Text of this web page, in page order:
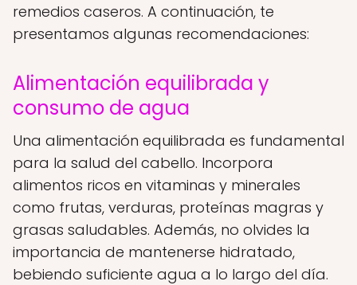
remedios caseros. A continuación, te
presentamos algunas recomendaciones:
Alimentación equilibrada y
consumo de agua
Una alimentación equilibrada es fundamental
para la salud del cabello. Incorpora
alimentos ricos en vitaminas y minerales
como frutas, verduras, proteínas magras y
grasas saludables. Además, no olvides la
importancia de mantenerse hidratado,
bebiendo suficiente agua a lo largo del día.